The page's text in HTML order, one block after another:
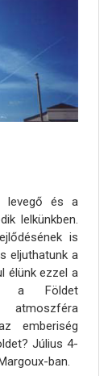
levegő és a
lelkünkben.
is
eljuthatunk a
élünk ezzel a
a Földet
emberiség
Július 4-
ban.